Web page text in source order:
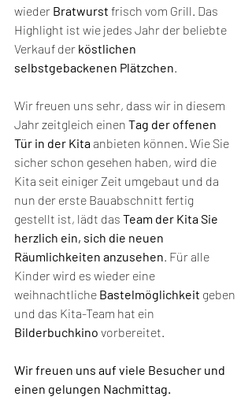
wieder Bratwurst frisch vom Grill. Das
Highlight ist wie jedes Jahr der beliebte
Verkauf der köstlichen
selbstgebackenen Plätzchen.
Wir freuen uns sehr, dass wir in diesem
Jahr zeitgleich einen Tag der offenen
Tür in der Kita anbieten können. Wie Sie
sicher schon gesehen haben, wird die
Kita seit einiger Zeit umgebaut und da
nun der erste Bauabschnitt fertig
gestellt ist, lädt das Team der Kita Sie
herzlich ein, sich die neuen
Räumlichkeiten anzusehen. Für alle
Kinder wird es wieder eine
weihnachtliche Bastelmöglichkeit geben
und das Kita-Team hat ein
Bilderbuchkino vorbereitet.
Wir freuen uns auf viele Besucher und
einen gelungen Nachmittag.